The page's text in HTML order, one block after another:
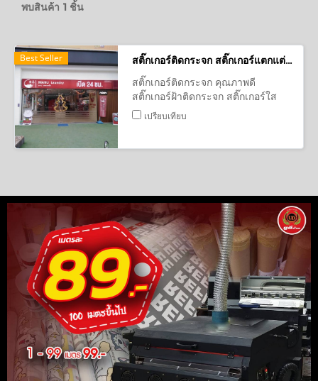
พบสินค้า 1 ชิ้น
Best Seller
สติ๊กเกอร์ติดกระจก สติ๊กเกอร์แตกแต่งหน้าร้าน ร้านสะดวกซัก
สติ๊กเกอร์ติดกระจก คุณภาพดี
สติ๊กเกอร์ฝ้าติดกระจก สติ๊กเกอร์ใส
สติ๊กเกอร์ทึบ สติ๊กเกอร์ Sticker
เปรียบเทียบ